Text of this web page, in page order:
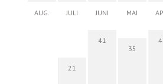
AUG. JULI JUNI MAI
21
41
35